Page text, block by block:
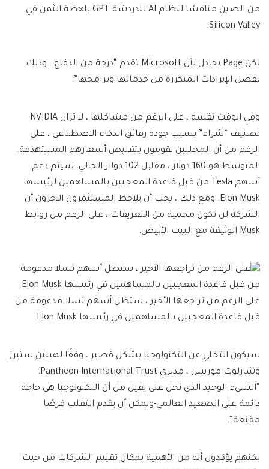
من الصين منافسًا لنظام AI للدردشة GPT باهظة الثمن في
Silicon Valley.
لكن Page يجادل بأن Microsoft تقدم “درجة من الدفاع ، وذلك
بفضل الإيرادات المتكررة من خدماتها وبرامجها”.
وفي الوقت نفسه ، على الرغم من مشاكلها ، لا تزال NVIDIA
تصنيف “شراء” بسبب جودة رقائق الذكاء الاصطناعي ، على
الرغم من أن المحللين يقومون بتقليص أسعارهم المستهدفة.
المتوسط ​​هو 160 دولار ، مقابل 102 دولار الحالي. سيتم دعم
أسهم Tesla من قبل قاعدة المعجبين بالمساهمين لرئيسها
Elon Musk. ومع ذلك ، يجب أن يلاحظ المستثمرون الآخرون أن
الشركة لن تكون محمية من التعريفات ، على الرغم من روابط
Musk الوثيقة مع البيت الأبيض.
على الرغم من تراجعها الأخير ، ستظل أسهم تسلا مدعومة من
قبل قاعدة المعجبين بالمساهمين في رئيسها Elon Musk
سيكون التخلي عن التكنولوجيا بشكل قصير ، وفقًا لهيلين ستيرز
وشارلوت موريس ، مديري Pantheon International Trust:
“الشيء الوحيد الذي نحن على يقين من أن التكنولوجيا هي حاجة
دائمة على الصعيد العالمي-ويمكن أن يقدم التقلب فرصًا
مقنعة”.
لكنهم يؤكدون أنه من الأهمية بمكان تقييم الشركات من حيث